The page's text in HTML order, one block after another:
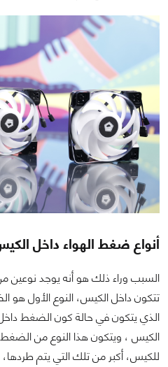
أنواع ضغط الهواء داخل
السبب وراء ذلك هو أنه يوجد
تتكون داخل الكيس، النوع الأول هو
الذي يتكون في حالة كون الضغط
الكيس ، ويتكون هذا النوع من الضغط
للكيس، أكبر من تلك التي يتم